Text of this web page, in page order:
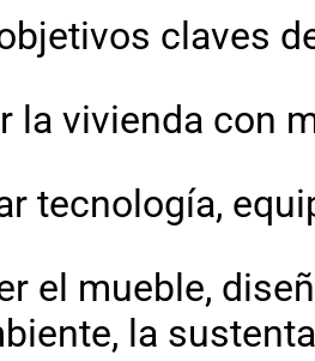
claves
la vivienda con
tecnología,
el mueble,
la